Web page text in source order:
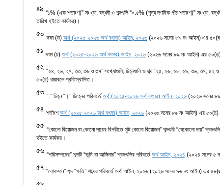
49 “১% (এক শতাংশ)” সংখ্যা, বন্ধনী ও শব্দগুলি “০.৫% (শূন্য দশমিক পাঁচ শতাংশ)” সংখ্যা,
তারিখ হইতে কার্যকর)।
50 দফা (ড) অর্থ (২০২৫-২০২৬ অর্থ বৎসর) আইন, ২০২৬ (২০২৬ সনের ৮৯ নং আইন) এর ৫০(ঘ)
51 দফা (ঢ) অর্থ (২০২৫-২০২৬ অর্থ বৎসর) আইন, ২০২৬ (২০২৬ সনের ৮৯ নং আইন) এর ৫০(ঙ)
52 “২৪, ২৬, ২৭, ৩৩, ৩৬ ও ৩৭” সংখ্যাগুলি, চিহ্নগুলি ও শব্দ “২৫, ২৬, ২৮, ২৯, ৩৬, ৩৭, ৪২ ও
৫০(চ) ধারাবলে প্রতিস্থাপিত।
53 “:” চিহ্ন “।” চিহ্নের পরিবর্তেঅর্থ (২০২৫-২০২৬ অর্থ বৎসর) আইন, ২০২৬ (২০২৬ সনের
54 শর্তাংশঅর্থ (২০২৫-২০২৬ অর্থ বৎসর) আইন, ২০২৬ (২০২৬ সনের ৮৯ নং আইন) এর ৫০(চ)
55 “কোনো বিয়োজন বা কোনো দায়ের বিপরীতে সৃষ্ট কোনো বিয়োজন” শব্দগুরি “যেকোনো দায়”
হইতে কার্যকর।
56 “পরিসম্পদের” শব্দটি “ভূমি বা আঙ্গিনার” শ্বদগুলির পরিবর্তেঅর্থ আইন, ২০২৪ (২০২৪ সনের ৫
57 “লোকসান” শব্দ “ক্ষতি” শব্দের পরিবর্তে অর্থ আইন, ২০২৬ (২০২৬ সনের ৯৬ নং আইন) এর